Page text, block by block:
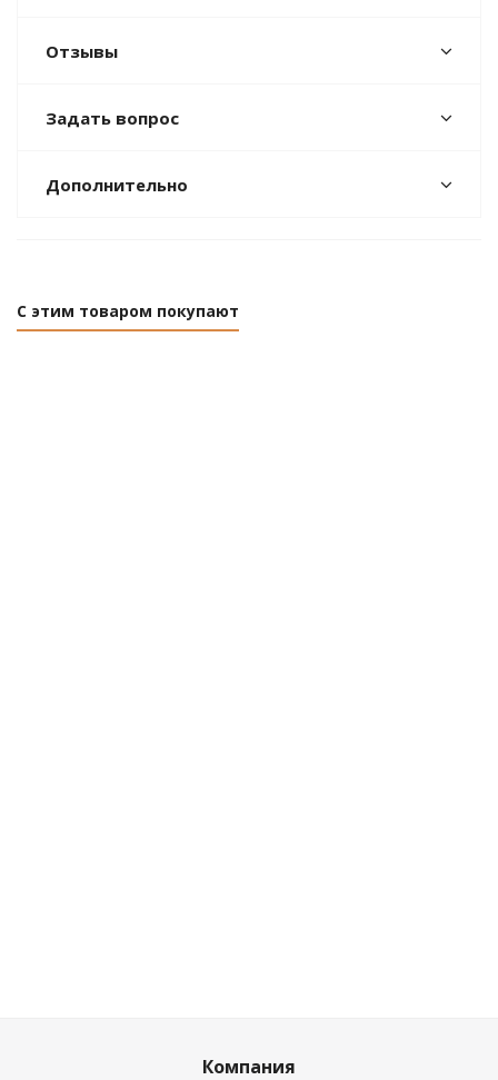
Отзывы
Задать вопрос
Дополнительно
С этим товаром покупают
Компания